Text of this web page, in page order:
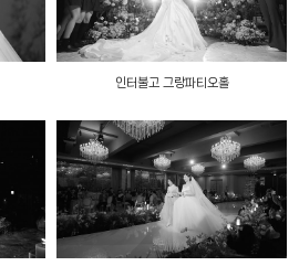
인터불고 그랑파티오홀